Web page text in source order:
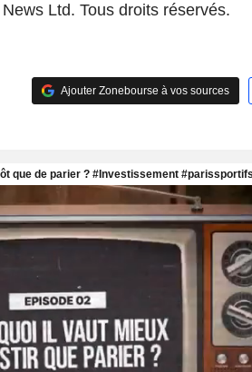
Ltd. Tous droits réservés.
Ajouter Zonebourse à vos sources